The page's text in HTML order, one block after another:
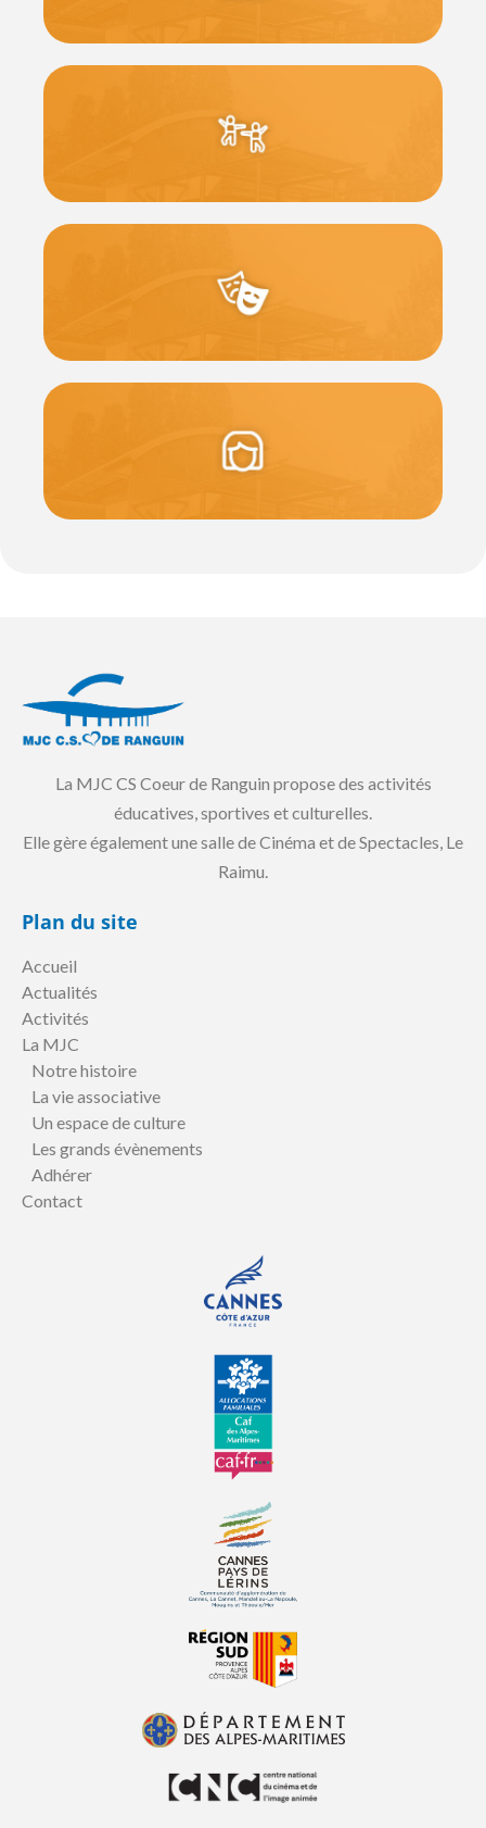
La MJC CS Coeur de Ranguin propose des activités
éducatives, sportives et culturelles.
Elle gère également une salle de Cinéma et de Spectacles, Le
Raimu.
Plan du site
Accueil
Actualités
Activités
La MJC
Notre histoire
La vie associative
Un espace de culture
Les grands évènements
Adhérer
Contact